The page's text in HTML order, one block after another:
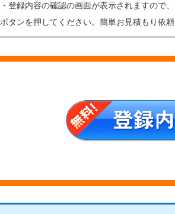
・登録内容の確認の画面が表示されますので
ボタンを押してください。簡単お見積もり依